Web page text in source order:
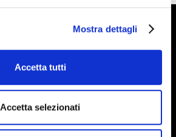
Mostra dettagli
Accetta tutti
Accetta selezionati